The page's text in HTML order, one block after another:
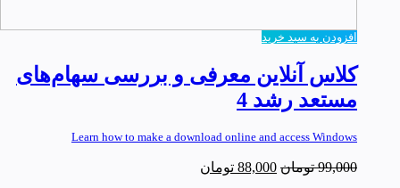
افزودن به سبد خرید
کلاس آنلاین معرفی و بررسی سهام‌های
مستعد رشد 4
Learn how to make a download online and access Windows
99,000 تومان 88,000 تومان